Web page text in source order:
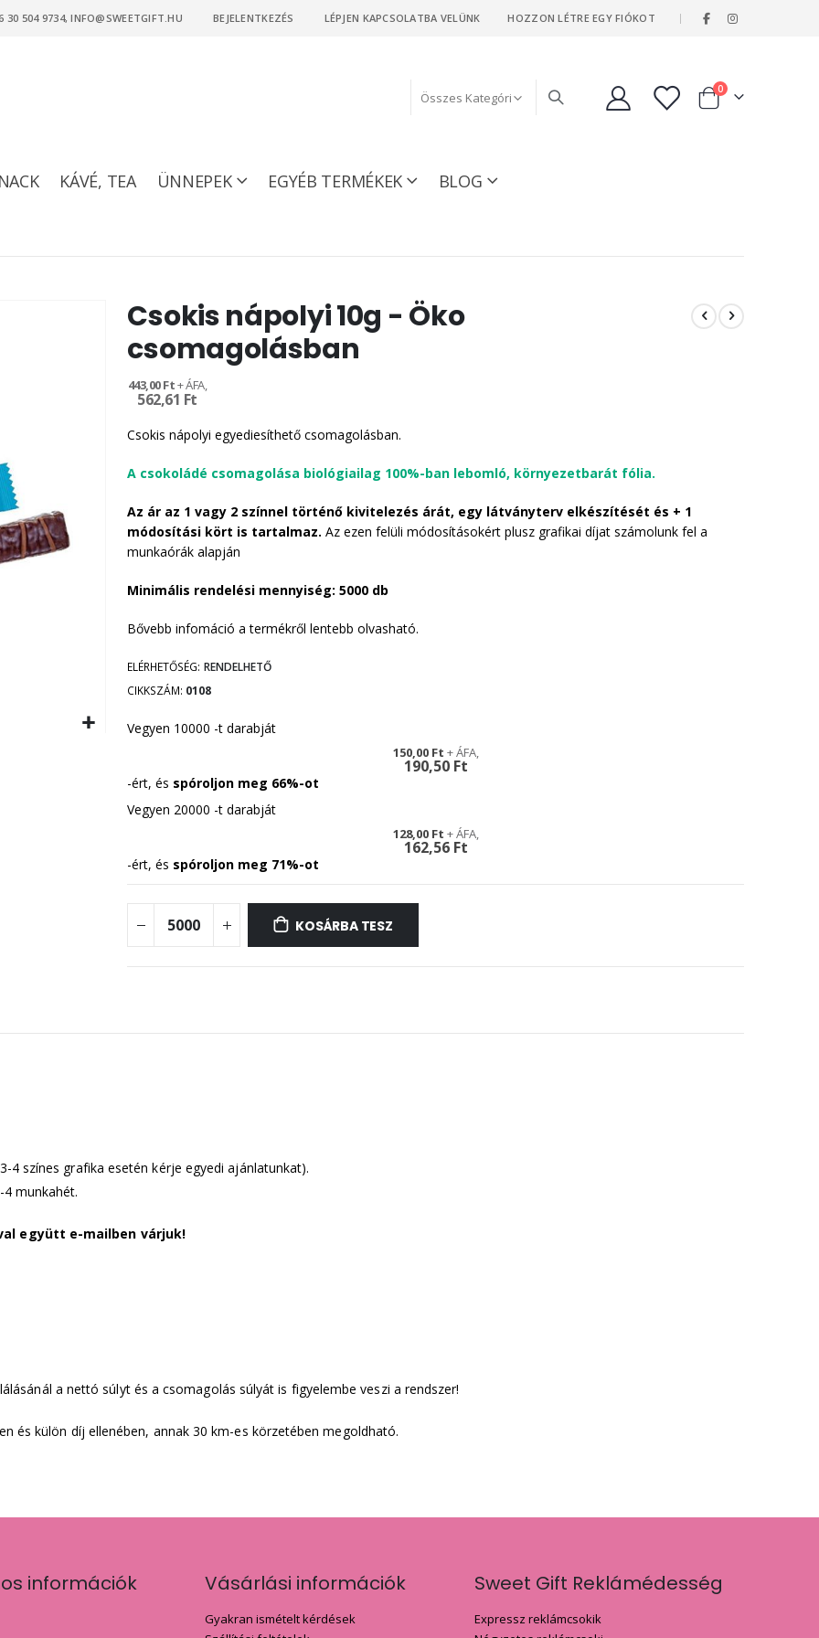
30 504 9734, INFO@SWEETGIFT.HU BEJELENTKEZÉS LÉPJEN KAPCSOLATBA VELÜNK HOZZON LÉTRE EGY FIÓKOT |
Kosár
0tételeket
KÁVÉ, TEA ÜNNEPEK EGYÉB TERMÉKEK BLOG
Csokis nápolyi 10g - Öko
csomagolásban
562,61 Ft
443,00 Ft
Csokis nápolyi egyediesíthető csomagolásban.
A csokoládé csomagolása biológiailag 100%-ban lebomló, környezetbarát fólia.
Az ár az 1 vagy 2 színnel történő kivitelezés árát, egy látványterv elkészítését és + 1
módosítási kört is tartalmaz.Az ezen felüli módosításokért plusz grafikai díjat számolunk fel a
munkaórák alapján
Minimális rendelési mennyiség: 5000 db
Bővebb infomáció a termékről lentebb olvasható.
ELÉRHETŐSÉG: RENDELHETŐ
CIKKSZÁM 0108
Vegyen 10000 -t darabját
190,50 Ft
150,00 Ft
-ért, és spóroljon meg 66%-ot
Vegyen 20000 -t darabját
162,56 Ft
128,00 Ft
-ért, és spóroljon meg 71%-ot
KOSÁRBA TESZ
4 színes grafika esetén kérje egyedi ajánlatunkat).
munkahét.
együtt e-mailben várjuk!
a nettó súlyt és a csomagolás súlyát is figyelembe veszi a rendszer!
és külön díj ellenében, annak 30 km-es körzetében megoldható.
információk Vásárlási információk
Gyakran ismételt kérdések
Sweet Gift Reklámédesség
Expressz reklámcsokik